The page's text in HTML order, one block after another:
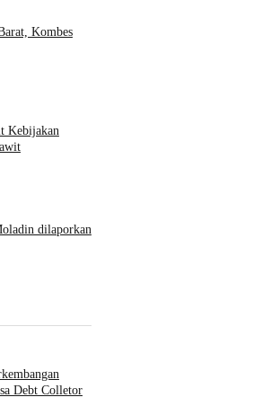
Kombes
Kebijakan
dilaporkan
Debt Colletor